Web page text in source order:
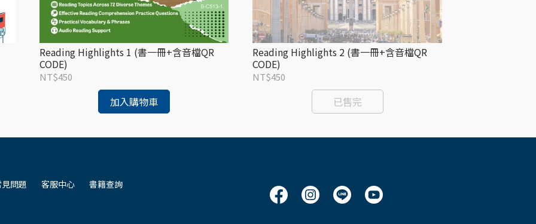
Reading Highlights 1 (書一冊+含音檔QR
CODE)
NT$450
加入購物車
Reading Highlights 2 (書一冊+含音檔QR
CODE)
NT$450
已售完
問題 客服中心 書籍查詢